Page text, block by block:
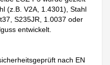
(z.B. V2A, 1.4301), Stahl
S235JR, 1.0037 oder
entwickelt.
nach EN